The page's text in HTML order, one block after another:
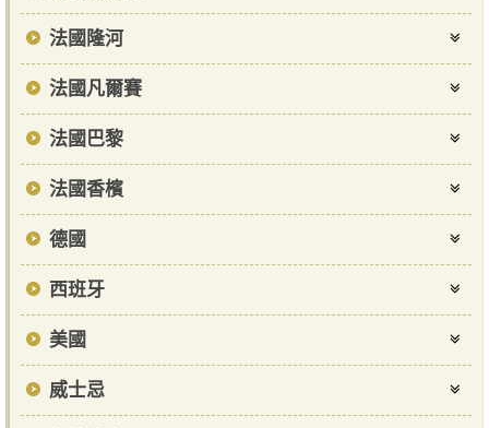
法國隆河
法國凡爾賽
法國巴黎
法國香檳
德國
西班牙
美國
威士忌